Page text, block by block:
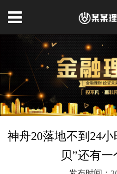
神舟20落地不到24
贝”还有